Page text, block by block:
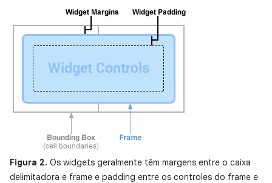
Figura 2. Os widgets geralmente têm margens entre o caixa
delimitadora e frame e padding entre os controles do frame e